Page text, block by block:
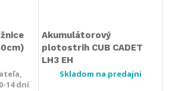
14 dní
Akumulátorový
plotostrih CUB CADET
LH3 EH
Skladom na predajni